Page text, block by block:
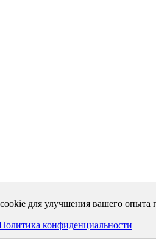
для улучшения вашего опыта
конфиденциальности